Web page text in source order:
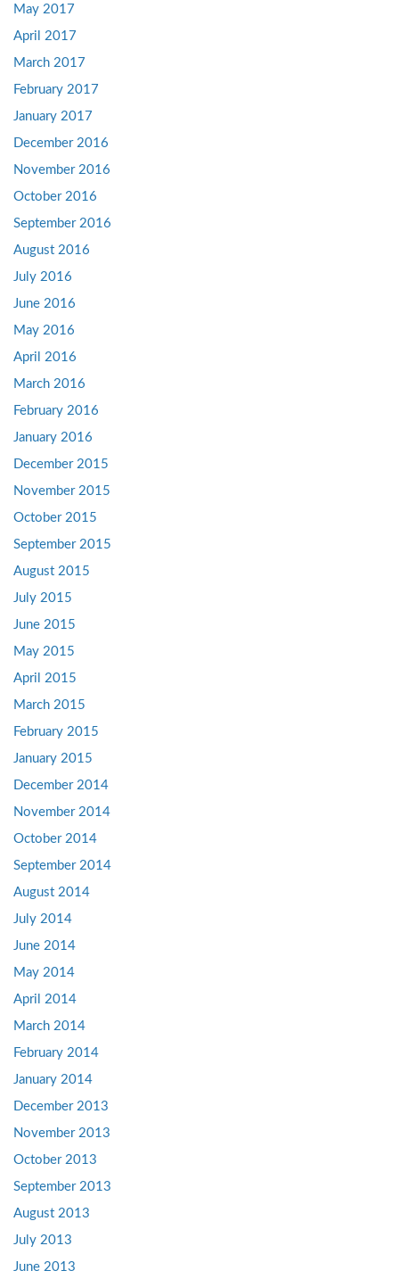
May 2017
April 2017
March 2017
February 2017
January 2017
December 2016
November 2016
October 2016
September 2016
August 2016
July 2016
June 2016
May 2016
April 2016
March 2016
February 2016
January 2016
December 2015
November 2015
October 2015
September 2015
August 2015
July 2015
June 2015
May 2015
April 2015
March 2015
February 2015
January 2015
December 2014
November 2014
October 2014
September 2014
August 2014
July 2014
June 2014
May 2014
April 2014
March 2014
February 2014
January 2014
December 2013
November 2013
October 2013
September 2013
August 2013
July 2013
June 2013